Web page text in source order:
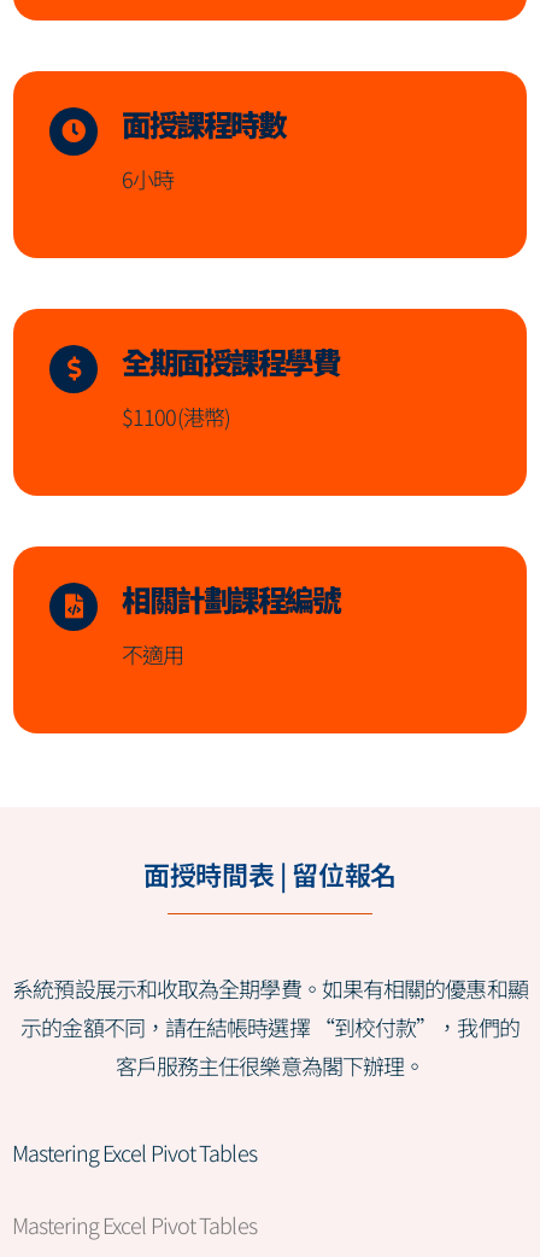
面授課程時數
6小時
全期面授課程學費
$1100(港幣)
相關計劃課程編號
不適用
面授時間表 | 留位報名
系統預設展示和收取為全期學費。如果有相關的優惠和顯
示的金額不同，請在結帳時選擇 “到校付款”，我們的
客戶服務主任很樂意為閣下辦理。
Mastering Excel Pivot Tables
Mastering Excel Pivot Tables